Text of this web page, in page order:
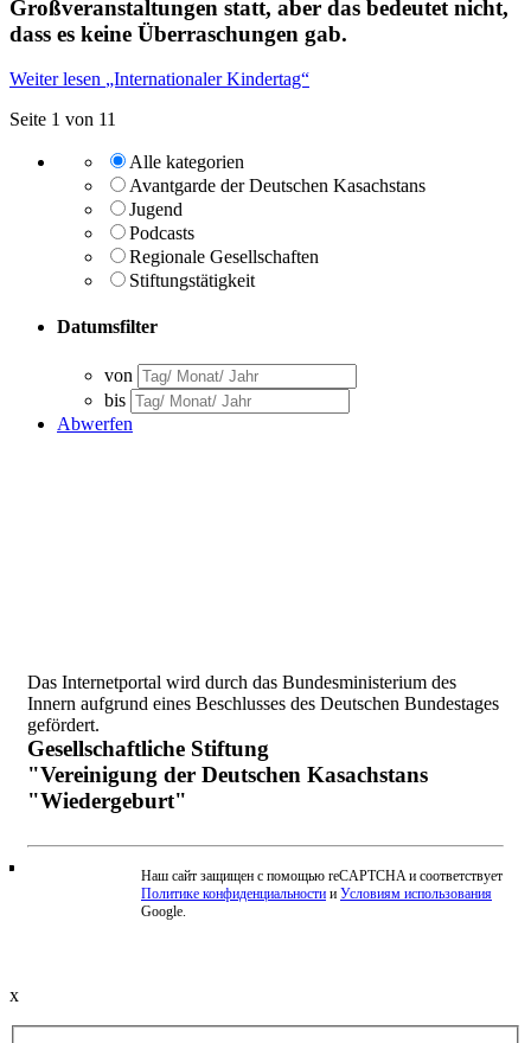
Großveranstaltungen statt, aber das bedeutet nicht,
dass es keine Überraschungen gab.
Weiter lesen „Internationaler Kindertag“
Seite 1 von 11
Alle kategorien
Avantgarde der Deutschen Kasachstans
Jugend
Podcasts
Regionale Gesellschaften
Stiftungstätigkeit
Datumsfilter
von
bis
Abwerfen
Das Internetportal wird durch das Bundesministerium des
Innern aufgrund eines Beschlusses des Deutschen Bundestages
gefördert.
Gesellschaftliche Stiftung
"Vereinigung der Deutschen Kasachstans
"Wiedergeburt"
Beschwerde einreichen
Наш сайт защищен с помощью reCAPTCHA и соответствует
Политике конфиденциальности и Условиям использования
Google.
x